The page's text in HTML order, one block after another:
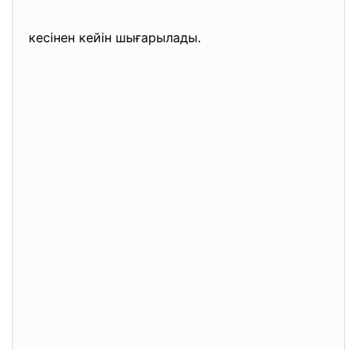
кесінен кейін шығарылады.